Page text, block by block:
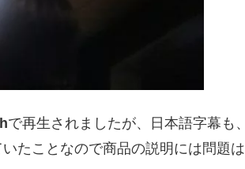
で再生されましたが、日本語字幕も、
たことなので商品の説明には問題は